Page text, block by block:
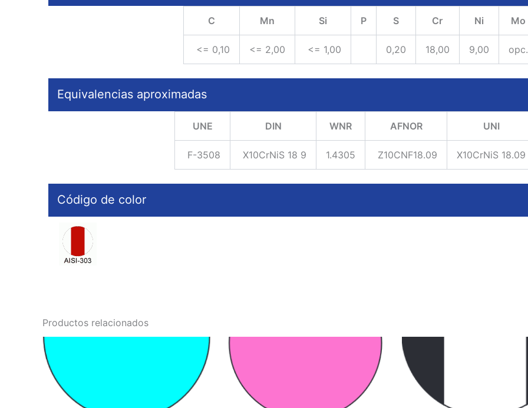
C Mn Si P S Cr Ni Mo
<= 0,10 <= 2,00 <= 1,00 0,20 18,00 9,00 opc.
Equivalencias aproximadas
UNE DIN WNR AFNOR UNI
F-3508 X10CrNiS 18 9 1.4305 Z10CNF18.09 X10CrNiS 18.09
Código de color
Productos relacionados